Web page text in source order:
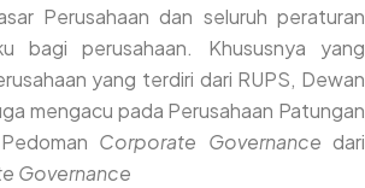
Perusahaan dan seluruh peraturan
bagi perusahaan. Khususnya yang
yang terdiri dari RUPS, Dewan
mengacu pada Perusahaan Patungan
Corporate Governance dari
Governance